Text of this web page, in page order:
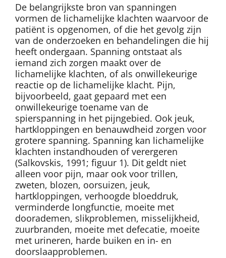
De belangrijkste bron van spanningen
vormen de lichamelijke klachten waarvoor de
patiënt is opgenomen, of die het gevolg zijn
van de onderzoeken en behandelingen die hij
heeft ondergaan. Spanning ontstaat als
iemand zich zorgen maakt over de
lichamelijke klachten, of als onwillekeurige
reactie op de lichamelijke klacht. Pijn,
bijvoorbeeld, gaat gepaard met een
onwillekeurige toename van de
spierspanning in het pijngebied. Ook jeuk,
hartkloppingen en benauwdheid zorgen voor
grotere spanning. Spanning kan lichamelijke
klachten instandhouden of verergeren
(Salkovskis, 1991; figuur 1). Dit geldt niet
alleen voor pijn, maar ook voor trillen,
zweten, blozen, oorsuizen, jeuk,
hartkloppingen, verhoogde bloeddruk,
verminderde longfunctie, moeite met
doorademen, slikproblemen, misselijkheid,
zuurbranden, moeite met defecatie, moeite
met urineren, harde buiken en in- en
doorslaapproblemen.